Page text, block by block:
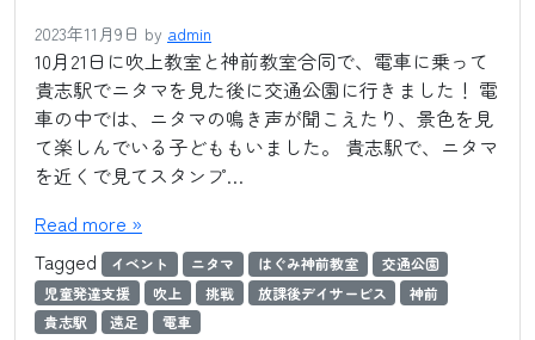
2023年11月9日 by admin
10月21日に吹上教室と神前教室合同で、電車に乗って
貴志駅でニタマを見た後に交通公園に行きました！ 電
車の中では、ニタマの鳴き声が聞こえたり、景色を見
て楽しんでいる子どももいました。 貴志駅で、ニタマ
を近くで見てスタンプ…
Read more »
Tagged
イベント ニタマ はぐみ神前教室
交通公園
児童発達支援
吹上 挑戦 放課後デイサービス
神前
貴志駅
遠足 電車